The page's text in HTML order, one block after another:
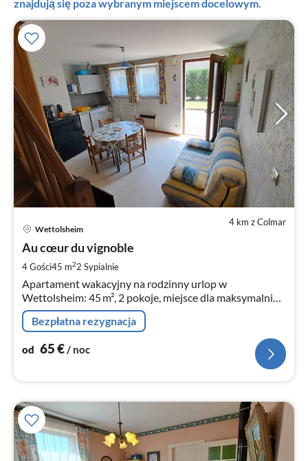
znajdują się poza wybranym miejscem docelowym.
4 km z Colmar
Wettolsheim
Au cœur du vignoble
4 Gości45 m22 Sypialnie
Apartament wakacyjny na rodzinny urlop w
Wettolsheim: 45 m², 2 pokoje, miejsce dla maksymalnie
4 osób!
Bezpłatna rezygnacja
od 65€/ noc